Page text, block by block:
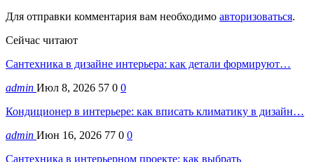
Для отправки комментария вам необходимо авторизоваться.
Сейчас читают
Сантехника в дизайне интерьера: как детали формируют…
admin Июл 8, 2026 57 0 0
Кондиционер в интерьере: как вписать климатику в дизайн…
admin Июн 16, 2026 77 0 0
Сантехника в интерьерном проекте: как выбрать